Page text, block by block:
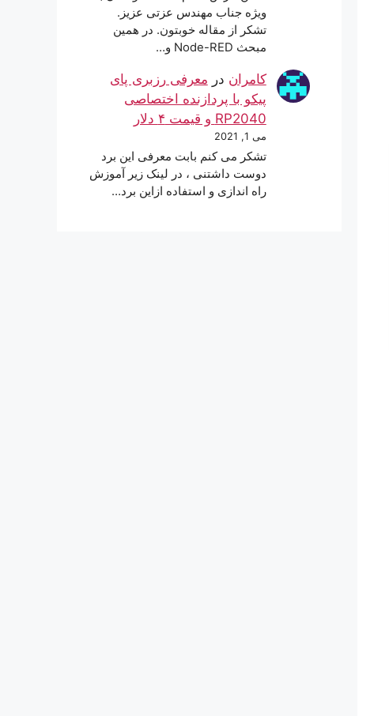
ویژه جناب مهندس عزتی عزیز.
تشکر از مقاله خوبتون. در همین
مبحث Node-RED و…
کامران در معرفی رزبری پای
پیکو با پردازنده اختصاصی
RP2040 و قیمت ۴ دلار
می 1, 2021
تشکر می کنم بابت معرفی این برد
دوست داشتنی ، در لینک زیر آموزش
راه اندازی و استفاده ازاین برد…